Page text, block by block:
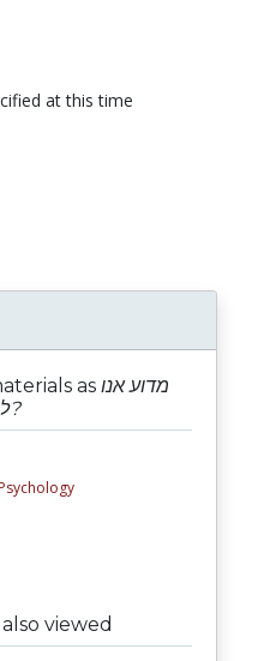
at this time
as מדוע אנו
לוקחים על עצמנו מחויבות-יתר?
Psychology
viewed